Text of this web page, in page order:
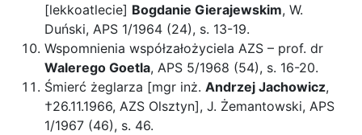
[lekkoatlecie] Bogdanie Gierajewskim, W.
Duński, APS 1/1964 (24), s. 13-19.
Wspomnienia współzałożyciela AZS – prof. dr
Walerego Goetla, APS 5/1968 (54), s. 16-20.
Śmierć żeglarza [mgr inż. Andrzej Jachowicz,
†26.11.1966, AZS Olsztyn], J. Żemantowski, APS
1/1967 (46), s. 46.